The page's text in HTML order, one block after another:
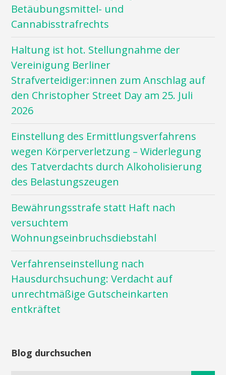
Betäubungsmittel- und
Cannabisstrafrechts
Haltung ist hot. Stellungnahme der
Vereinigung Berliner
Strafverteidiger:innen zum Anschlag auf
den Christopher Street Day am 25. Juli
2026
Einstellung des Ermittlungsverfahrens
wegen Körperverletzung – Widerlegung
des Tatverdachts durch Alkoholisierung
des Belastungszeugen
Bewährungsstrafe statt Haft nach
versuchtem
Wohnungseinbruchsdiebstahl
Verfahrenseinstellung nach
Hausdurchsuchung: Verdacht auf
unrechtmäßige Gutscheinkarten
entkräftet
Blog durchsuchen